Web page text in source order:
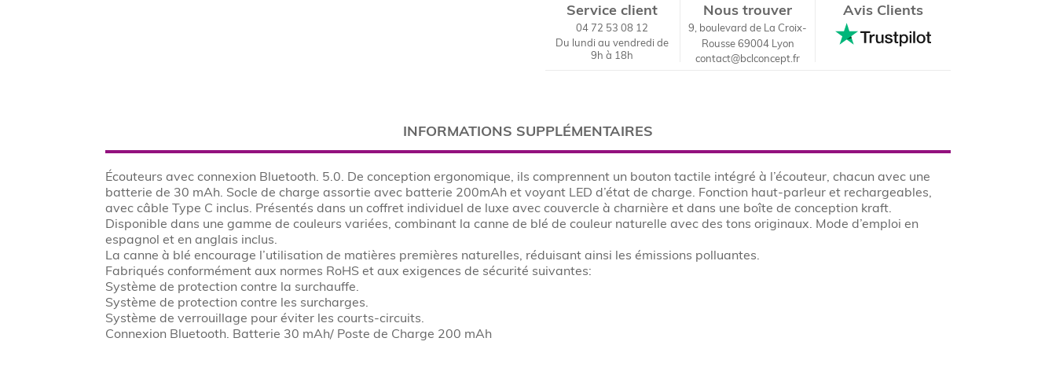
Service client
04 72 53 08 12
Du lundi au vendredi de
9h à 18h
Nous trouver
9, boulevard de La Croix-
Rousse 69004 Lyon
contact@bclconcept.fr
Avis Clients
INFORMATIONS SUPPLÉMENTAIRES
Écouteurs avec connexion Bluetooth. 5.0. De conception ergonomique, ils comprennent un bouton tactile intégré à l’écouteur, chacun avec une
batterie de 30 mAh. Socle de charge assortie avec batterie 200mAh et voyant LED d’état de charge. Fonction haut-parleur et rechargeables,
avec câble Type C inclus. Présentés dans un coffret individuel de luxe avec couvercle à charnière et dans une boîte de conception kraft.
Disponible dans une gamme de couleurs variées, combinant la canne de blé de couleur naturelle avec des tons originaux. Mode d’emploi en
espagnol et en anglais inclus.
La canne à blé encourage l’utilisation de matières premières naturelles, réduisant ainsi les émissions polluantes.
Fabriqués conformément aux normes RoHS et aux exigences de sécurité suivantes:
Système de protection contre la surchauffe.
Système de protection contre les surcharges.
Système de verrouillage pour éviter les courts-circuits.
Connexion Bluetooth. Batterie 30 mAh/ Poste de Charge 200 mAh